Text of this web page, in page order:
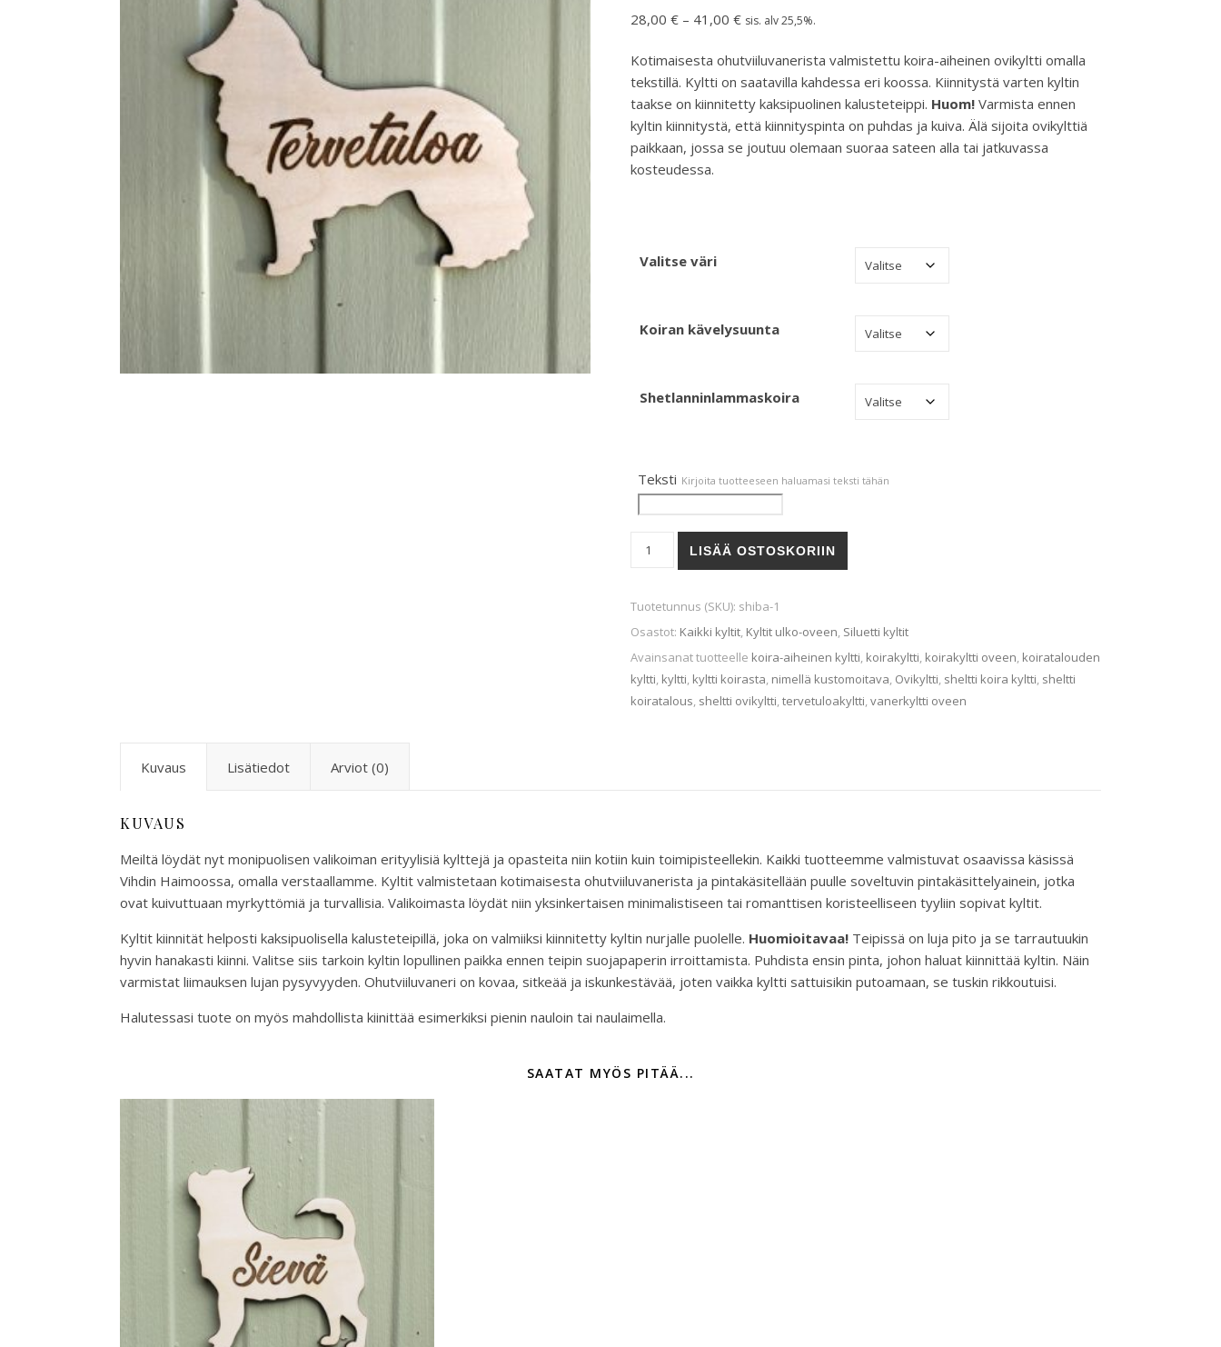
28,00 € – 41,00 €Hintaluokka: 28,00 € - 41,00 €
sis. alv 25,5%.
Kotimaisesta ohutviiluvanerista valmistettu koira-aiheinen ovikyltti omalla
tekstillä. Kyltti on saatavilla kahdessa eri koossa. Kiinnitystä varten kyltin
taakse on kiinnitetty kaksipuolinen kalusteteippi. Huom!Varmista ennen
kyltin kiinnitystä, että kiinnityspinta on puhdas ja kuiva. Älä sijoita ovikylttiä
paikkaan, jossa se joutuu olemaan suoraa sateen alla tai jatkuvassa
kosteudessa.
Valitse väri
Koiran kävelysuunta
Shetlanninlammaskoira
Teksti Kirjoita tuotteeseen haluamasi teksti tähän
Shetlanninlammaskoira-ovikyltti määrä
LISÄÄ OSTOSKORIIN
Tuotetunnus (SKU): shiba-1
Osastot: Kaikki kyltit, Kyltit ulko-oveen, Siluetti kyltit
Avainsanat tuotteelle koira-aiheinen kyltti, koirakyltti, koirakyltti oveen, koiratalouden
kyltti, kyltti, kyltti koirasta, nimellä kustomoitava, Ovikyltti, sheltti koira kyltti, sheltti
koiratalous, sheltti ovikyltti,tervetuloakyltti,vanerkyltti oveen
Kuvaus Lisätiedot Arviot (0)
KUVAUS
Meiltä löydät nyt monipuolisen valikoiman erityylisiä kylttejä ja opasteita niin kotiin kuin toimipisteellekin. Kaikki tuotteemme valmistuvat osaavissa käsissä
Vihdin Haimoossa, omalla verstaallamme. Kyltit valmistetaan kotimaisesta ohutviiluvanerista ja pintakäsitellään puulle soveltuvin pintakäsittelyainein, jotka
ovat kuivuttuaan myrkyttömiä ja turvallisia. Valikoimasta löydät niin yksinkertaisen minimalistiseen tai romanttisen koristeelliseen tyyliin sopivat kyltit.
Kyltit kiinnität helposti kaksipuolisella kalusteteipillä, joka on valmiiksi kiinnitetty kyltin nurjalle puolelle. Huomioitavaa! Teipissä on luja pito ja se tarrautuukin
hyvin hanakasti kiinni. Valitse siis tarkoin kyltin lopullinen paikka ennen teipin suojapaperin irroittamista. Puhdista ensin pinta, johon haluat kiinnittää kyltin. Näin
varmistat liimauksen lujan pysyvyyden. Ohutviiluvaneri on kovaa, sitkeää ja iskunkestävää, joten vaikka kyltti sattuisikin putoamaan, se tuskin rikkoutuisi.
Halutessasi tuote on myös mahdollista kiinittää esimerkiksi pienin nauloin tai naulaimella.
SAATAT MYÖS PITÄÄ...